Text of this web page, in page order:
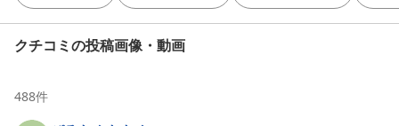
クチコミの投稿画像・動画
488件